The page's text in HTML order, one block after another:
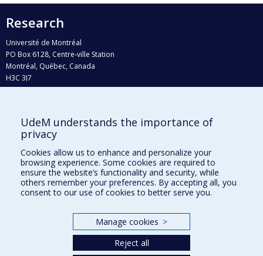
Research
Université de Montréal
PO Box 6128, Centre-ville Station
Montréal, Québec, Canada
H3C 3J7
Who does what?
Find us
Site map
Accessibility
UdeM understands the importance of
privacy
Cookies allow us to enhance and personalize your
browsing experience. Some cookies are required to
ensure the website’s functionality and security, while
others remember your preferences. By accepting all, you
consent to our use of cookies to better serve you.
Manage cookies >
Reject all